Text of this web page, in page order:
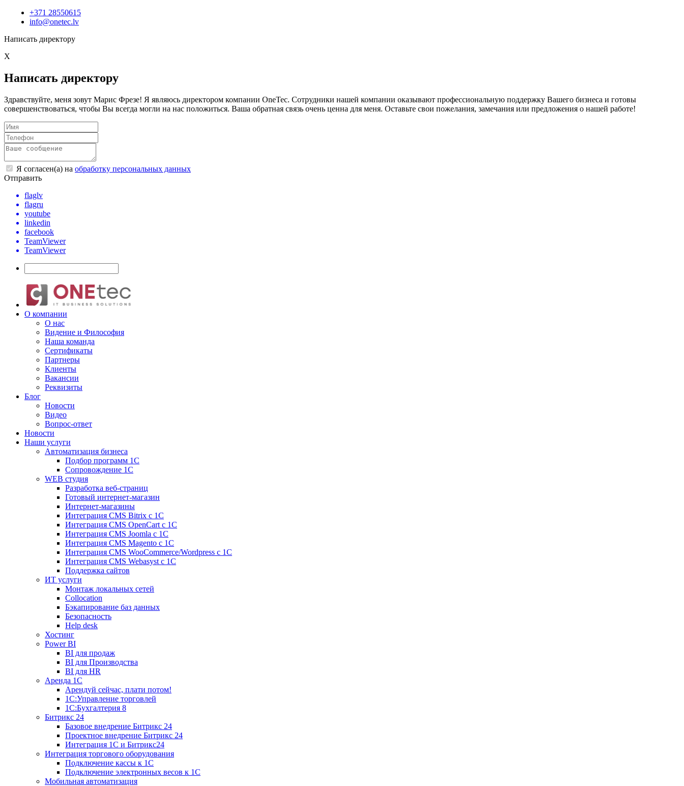
+371 28550615
info@onetec.lv
Написать директору
X
Написать директору
Здравствуйте, меня зовут Марис Фрезе! Я являюсь директором компании OneTec. Сотрудники нашей компании оказывают профессиональную поддержку Вашего бизнеса и готовы
совершенствоваться, чтобы Вы всегда могли на нас положиться. Ваша обратная связь очень ценна для меня. Оставьте свои пожелания, замечания или предложения о нашей работе!
Я согласен(а) на обработку персональных данных
Отправить
flaglv
flagru
youtube
linkedin
facebook
TeamViewer
TeamViewer
О компании
О нас
Видение и Философия
Наша команда
Сертификаты
Партнеры
Клиенты
Вакансии
Реквизиты
Блог
Новости
Видео
Вопрос-ответ
Новости
Наши услуги
Автоматизация бизнеса
Подбор программ 1С
Сопровождение 1С
WEB студия
Разработка веб-страниц
Готовый интернет-магазин
Интернет-магазины
Интеграция CMS Bitrix с 1С
Интеграция CMS OpenCart с 1С
Интеграция CMS Joomla с 1С
Интеграция CMS Magento с 1С
Интеграция CMS WooCommerce/Wordpress с 1С
Интеграция CMS Webasyst с 1С
Поддержка сайтов
ИТ услуги
Монтаж локальных сетей
Collocation
Бэкапирование баз данных
Безопасность
Help desk
Хостинг
Power BI
BI для продаж
BI для Производства
BI для HR
Аренда 1C
Арендуй сейчас, плати потом!
1С:Управление торговлей
1С:Бухгалтерия 8
Битрикс 24
Базовое внедрение Битрикс 24
Проектное внедрение Битрикс 24
Интеграция 1С и Битрикс24
Интеграция торгового оборудования
Подключение кассы к 1С
Подключение электронных весов к 1С
Мобильная автоматизация